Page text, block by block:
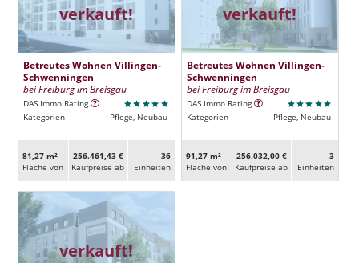
verkauft!
Betreutes Wohnen Villingen-
Schwenningen
bei Freiburg im Breisgau
DAS Immo Rating
Kategorien
Pflege, Neubau
81,27 m²
Fläche von
256.461,43 €
Kaufpreise ab
36
Ein­heiten
verkauft!
Betreutes Wohnen Villingen-
Schwenningen
bei Freiburg im Breisgau
DAS Immo Rating
Kategorien
Pflege, Neubau
91,27 m²
Fläche von
256.032,00 €
Kaufpreise ab
3
Ein­heiten
verkauft!